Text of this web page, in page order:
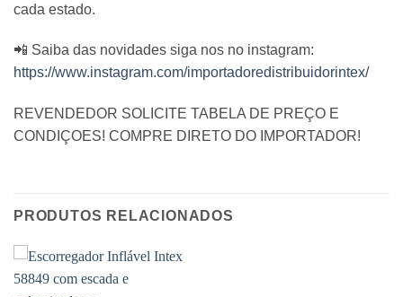
cada estado.
📲 Saiba das novidades siga nos no instagram:
https://www.instagram.com/importadoredistribuidorintex/
REVENDEDOR SOLICITE TABELA DE PREÇO E
CONDIÇOES! COMPRE DIRETO DO IMPORTADOR!
PRODUTOS RELACIONADOS